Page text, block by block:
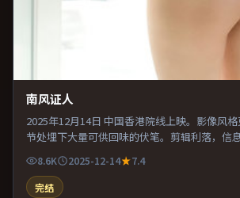
南风证人
2025年12月14日 中国香港院线上映。影像风
节处埋下大量可供回味的伏笔。剪辑利落，信
图。
8.6K 2025-12-14
7.4
完结